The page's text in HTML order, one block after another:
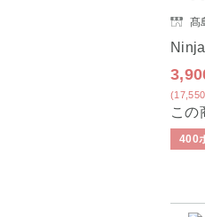
髙
(17,550
400
この